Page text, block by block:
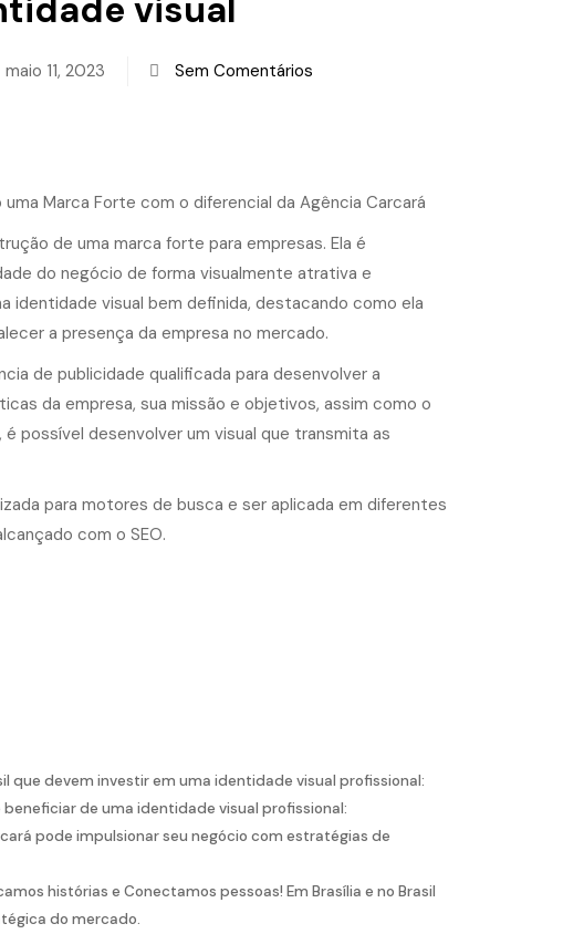
visual
maio 11, 2023 Sem Comentários
Marca Forte com o diferencial da Agência Carcará
de uma marca forte para empresas. Ela é
do negócio de forma visualmente atrativa e
identidade visual bem definida, destacando como ela
a presença da empresa no mercado.
de publicidade qualificada para desenvolver a
da empresa, sua missão e objetivos, assim como o
possível desenvolver um visual que transmita as
para motores de busca e ser aplicada em diferentes
com o SEO.
que devem investir em uma identidade visual profissional:
de uma identidade visual profissional:
pode impulsionar seu negócio com estratégias de
histórias e Conectamos pessoas! Em Brasília e no Brasil
do mercado.